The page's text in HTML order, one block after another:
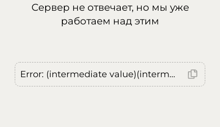
Сервер не отвечает, но мы уже
работаем над этим
Error: (intermediate value)(intermediate value)(intermediate value).replaceAll is not a function